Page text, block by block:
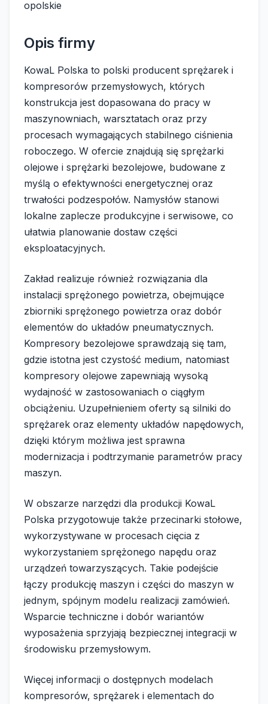
opolskie
Opis firmy
KowaL Polska to polski producent sprężarek i
kompresorów przemysłowych, których
konstrukcja jest dopasowana do pracy w
maszynowniach, warsztatach oraz przy
procesach wymagających stabilnego ciśnienia
roboczego. W ofercie znajdują się sprężarki
olejowe i sprężarki bezolejowe, budowane z
myślą o efektywności energetycznej oraz
trwałości podzespołów. Namysłów stanowi
lokalne zaplecze produkcyjne i serwisowe, co
ułatwia planowanie dostaw części
eksploatacyjnych.
Zakład realizuje również rozwiązania dla
instalacji sprężonego powietrza, obejmujące
zbiorniki sprężonego powietrza oraz dobór
elementów do układów pneumatycznych.
Kompresory bezolejowe sprawdzają się tam,
gdzie istotna jest czystość medium, natomiast
kompresory olejowe zapewniają wysoką
wydajność w zastosowaniach o ciągłym
obciążeniu. Uzupełnieniem oferty są silniki do
sprężarek oraz elementy układów napędowych,
dzięki którym możliwa jest sprawna
modernizacja i podtrzymanie parametrów pracy
maszyn.
W obszarze narzędzi dla produkcji KowaL
Polska przygotowuje także przecinarki stołowe,
wykorzystywane w procesach cięcia z
wykorzystaniem sprężonego napędu oraz
urządzeń towarzyszących. Takie podejście
łączy produkcję maszyn i części do maszyn w
jednym, spójnym modelu realizacji zamówień.
Wsparcie techniczne i dobór wariantów
wyposażenia sprzyjają bezpiecznej integracji w
środowisku przemysłowym.
Więcej informacji o dostępnych modelach
kompresorów, sprężarek i elementach do